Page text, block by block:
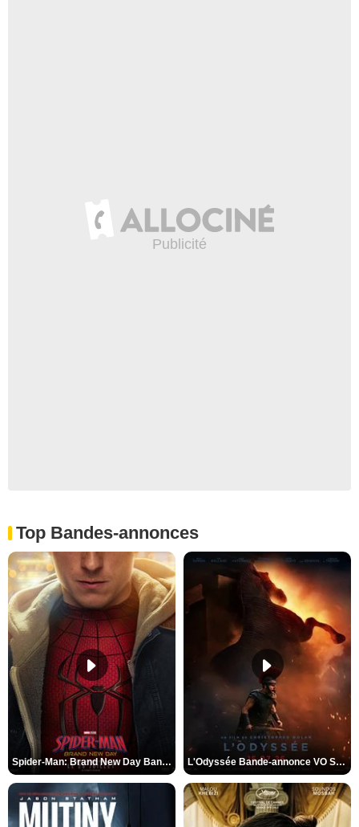
Top Bandes-annonces
Spider-Man: Brand New Day Bande-annonce VO STFR L'Odyssée Bande-annonce VO STFR